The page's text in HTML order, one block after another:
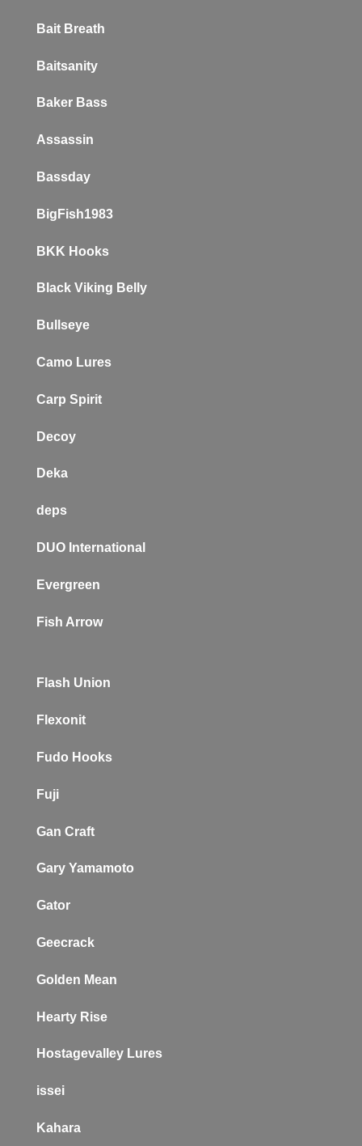
Bait Breath
Baitsanity
Baker Bass
Assassin
Bassday
BigFish1983
BKK Hooks
Black Viking Belly
Bullseye
Camo Lures
Carp Spirit
Decoy
Deka
deps
DUO International
Evergreen
Fish Arrow
Flash Union
Flexonit
Fudo Hooks
Fuji
Gan Craft
Gary Yamamoto
Gator
Geecrack
Golden Mean
Hearty Rise
Hostagevalley Lures
issei
Kahara